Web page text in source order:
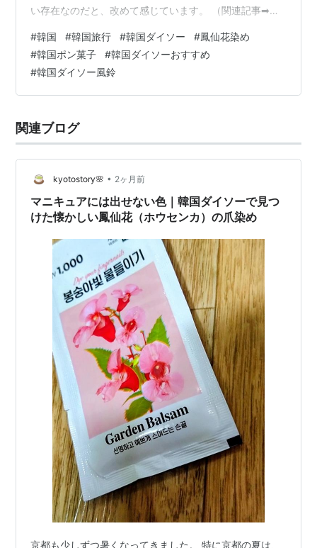
い存在なのだと、改めて感じています。 （関連記事➡ダ
の店舗があり、日本とは少し違った“韓国らしさが加わっ
た空間になっています。 今回は、韓国ダイソーで購入し
て、特に長く使い続けているもの、また、印象に残って
いるものを三つ、ご紹介いたします。 第1位：パソコン作
パソコン作業の際に手首を支…
#韓国 #韓国旅行 #韓国ダイソー #鳳仙花染め
#韓国ポン菓子 #韓国ダイソーおすすめ
#韓国ダイソー風鈴
関連ブログ
kyotostory🌸 • 2ヶ月前
マニキュアには出せない色｜韓国ダイソーで見つ
けた懐かしい鳳仙花（ホウセンカ）の爪染め
京都も少しずつ暑くなってきました。 特に京都の夏は、